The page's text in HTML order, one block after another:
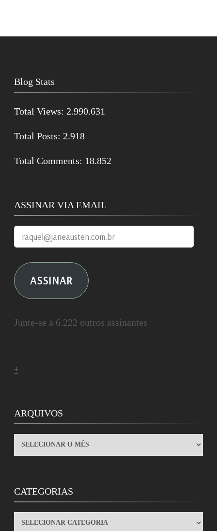
Blog Stats
Total Views: 2.990.631
Total Posts: 2.918
Total Comments: 18.852
ASSINAR VIA EMAIL
raquel@janeausten.com.br
ASSINAR
Junte-se a 6.222 outros assinantes
+
ARQUIVOS
ARQUIVOS
CATEGORIAS
CATEGORIAS